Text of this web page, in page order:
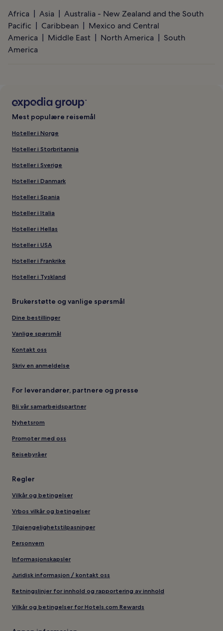
Africa Asia
Australia - New Zealand and the South
Pacific
Caribbean
Mexico and Central
America
Middle East North America
South
America
Mest populære reisemål
Hoteller i Norge
Hoteller i Storbritannia
Hoteller i Sverige
Hoteller i Danmark
Hoteller i Spania
Hoteller i Italia
Hoteller i Hellas
Hoteller i USA
Hoteller i Frankrike
Hoteller i Tyskland
Brukerstøtte og vanlige spørsmål
Dine bestillinger
Vanlige spørsmål
Kontakt oss
Skriv en anmeldelse
For leverandører, partnere og presse
Bli vår samarbeidspartner
Nyhetsrom
Promoter med oss
Reisebyråer
Regler
Vilkår og betingelser
Vrbos vilkår og betingelser
Tilgjengelighetstilpasninger
Personvern
Informasjonskapsler
Juridisk informasjon / kontakt oss
Retningslinjer for innhold og rapportering av innhold
Vilkår og betingelser for Hotels.com Rewards